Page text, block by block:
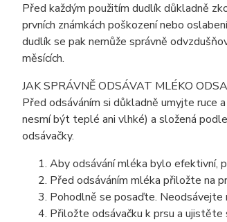
Před každým použitím dudlík důkladně
prvních známkách poškození nebo
dudlík se pak nemůže správně
měsících.
JAK SPRÁVNĚ ODSÁVAT MLÉKO
Před odsáváním si důkladně umyjte ruce
nesmí být teplé ani vlhké) a složená
odsávačky.
Aby odsávání mléka bylo efektivní,
Před odsáváním mléka přiložte na
Pohodlně se posaďte.
Přiložte odsávačku k prsu a